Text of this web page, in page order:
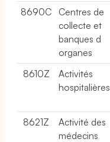
8690C
Centres de
collecte et
banques d
organes
8610Z
Activités
hospitalières
8621Z
Activité des
médecins